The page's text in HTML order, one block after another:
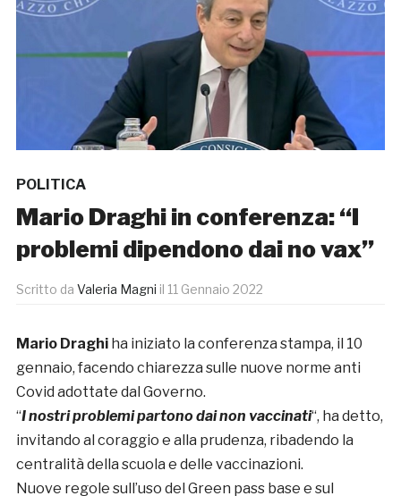
POLITICA
Mario Draghi in conferenza: “I
problemi dipendono dai no vax”
Scritto da Valeria Magni il 11 Gennaio 2022
Mario Draghiha iniziato la conferenza stampa, il 10
gennaio, facendo chiarezza sulle nuove norme anti
Covid adottate dal Governo.
“I nostri problemi partono dai non vaccinati“, ha detto,
invitando al coraggio e alla prudenza, ribadendo la
centralità della scuola e delle vaccinazioni.
Nuove regole sull’uso del Green pass base e sul